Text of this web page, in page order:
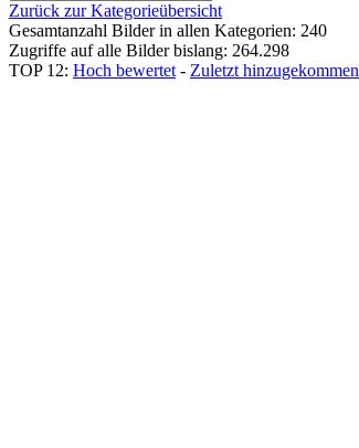
Zurück zur Kategorieübersicht
Gesamtanzahl Bilder in allen Kategorien: 240
Zugriffe auf alle Bilder bislang: 264.298
TOP 12: Hoch bewertet - Zuletzt hinzugekommen